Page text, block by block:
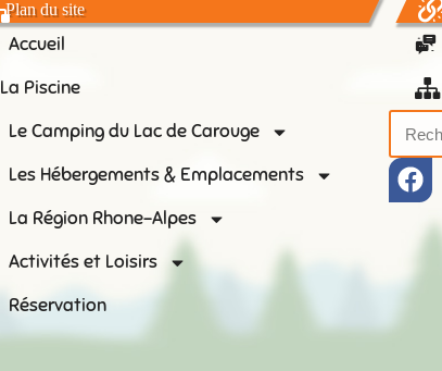
Plan du site
Accueil
La Piscine
Le Camping du Lac de Carouge
Les Hébergements & Emplacements
La Région Rhone-Alpes
Activités et Loisirs
Réservation